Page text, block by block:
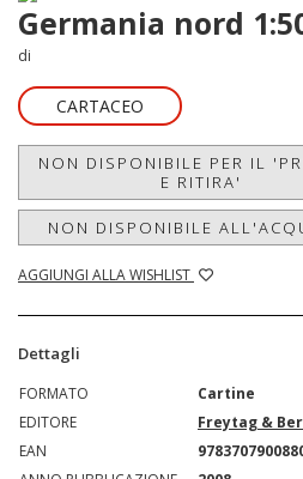
Germania nord
di
CARTACEO
NON DISPONIBILE PER IL
E RITIRA'
NON DISPONIBILE
AGGIUNGI ALLA WISHLIST
Dettagli
FORMATO
Cartine
EDITORE
Freytag &
EAN